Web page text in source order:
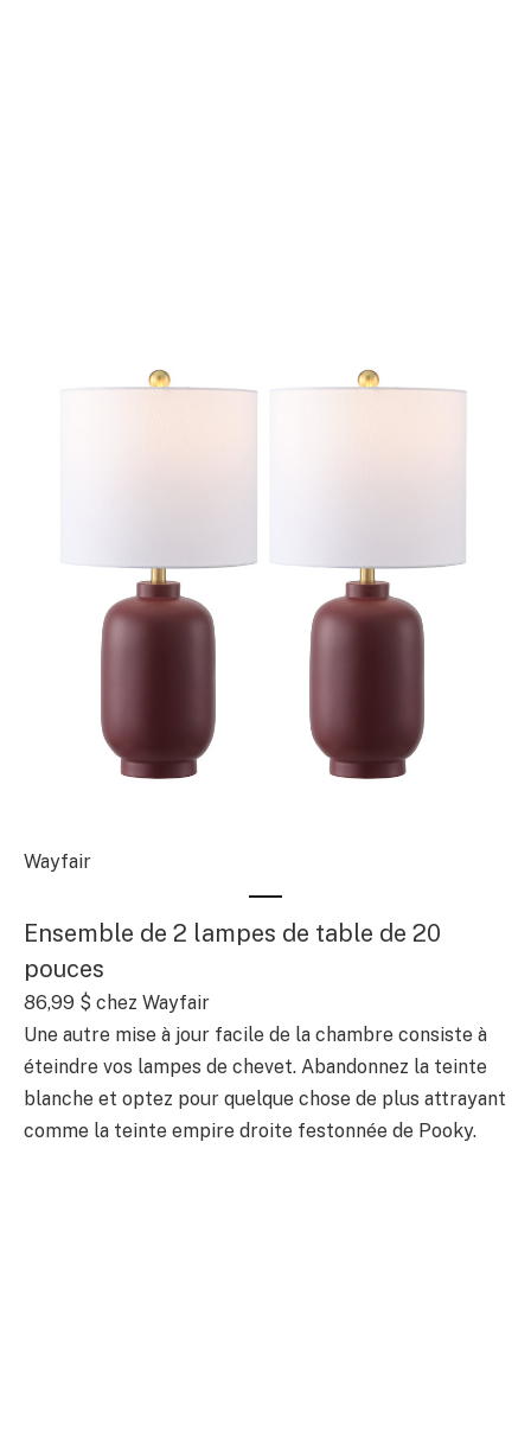
Wayfair
Ensemble de 2 lampes de table de 20
pouces
86,99 $ chez Wayfair
Une autre mise à jour facile de la chambre consiste à
éteindre vos lampes de chevet. Abandonnez la teinte
blanche et optez pour quelque chose de plus attrayant
comme la teinte empire droite festonnée de Pooky.